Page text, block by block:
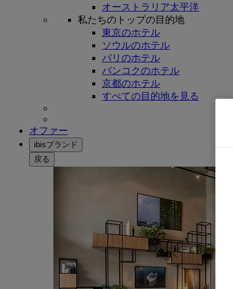
オーストラリア太平洋
私たちのトップの目的地
東京のホテル
ソウルのホテル
パリのホテル
バンコクのホテル
京都のホテル
すべての目的地を見る
オファー
ibisブランド
戻る